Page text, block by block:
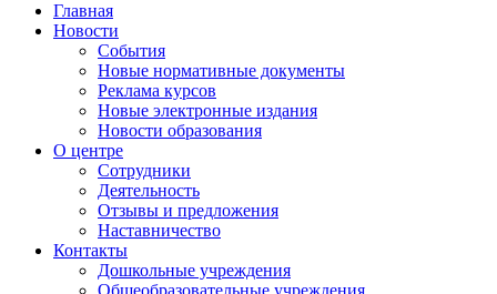
Главная
Новости
События
Новые нормативные документы
Реклама курсов
Новые электронные издания
Новости образования
О центре
Сотрудники
Деятельность
Отзывы и предложения
Наставничество
Контакты
Дошкольные учреждения
Общеобразовательные учреждения